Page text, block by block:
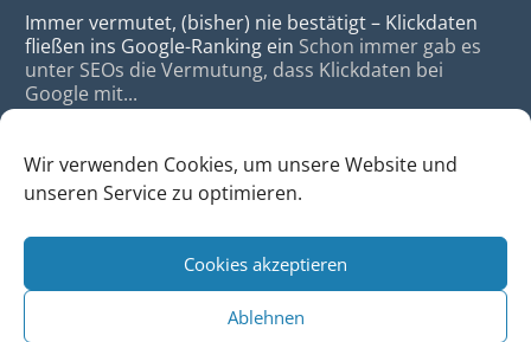
Wir verwenden Cookies, um unsere Website und
unseren Service zu optimieren.
Cookies akzeptieren
Ablehnen
Immer vermutet, (bisher) nie bestätigt – Klickdaten
fließen ins Google-Ranking ein Schon immer gab es
unter SEOs die Vermutung, dass Klickdaten bei
Google mit...
da Agency - Webagentur für Webdesign & SEO, Köln